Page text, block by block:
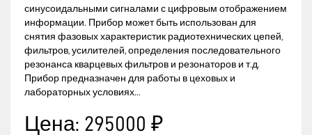
синусоидальными сигналами с цифровым отображением
информации. Прибор может быть использован для
снятия фазовых характеристик радиотехнических цепей,
фильтров, усилителей, определения последовательного
резонанса кварцевых фильтров и резонаторов и т.д.
Прибор предназначен для работы в цеховых и
лабораторных условиях...
Цена: 295000 ₽